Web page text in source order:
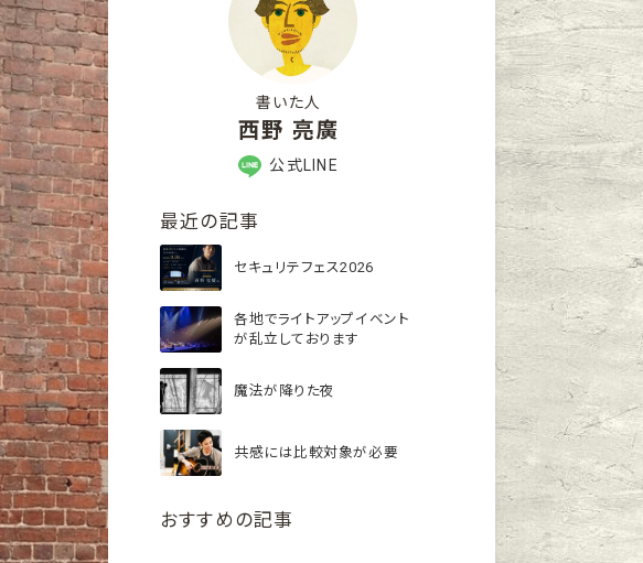
書いた人
西野 亮廣
公式LINE
最近の記事
セキュリテフェス2026
各地でライトアップイベント
が乱立しております
魔法が降りた夜
共感には比較対象が必要
おすすめの記事